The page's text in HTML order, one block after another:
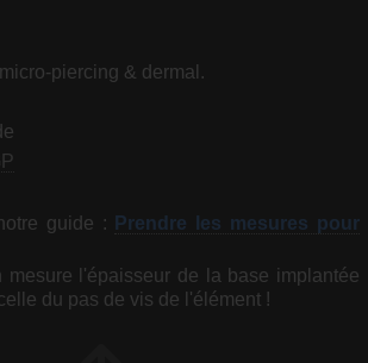
piercing & dermal.
guide :
Prendre les mesures pour
mesure l'épaisseur de la base implantée
du pas de vis de l'élément !